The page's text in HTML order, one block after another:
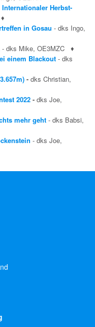
Internationaler Herbst-
♦
in Gosau - dks Ingo,
- dks Mike, OE3MZC
♦
einem Blackout - dks
- dks Christian,
2022 - dks Joe,
mehr geht - dks Babsi,
- dks Joe,